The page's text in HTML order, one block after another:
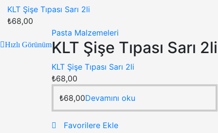
KLT Şişe Tıpası Sarı 2li
₺68,00
Hızlı Görünüm
Pasta Malzemeleri
KLT Şişe Tıpası Sarı 2li
KLT Şişe Tıpası Sarı 2li
₺68,00
₺68,00Devamını oku
Favorilere Ekle